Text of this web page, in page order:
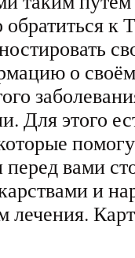
к
о своём
Для этого
перед вами
и